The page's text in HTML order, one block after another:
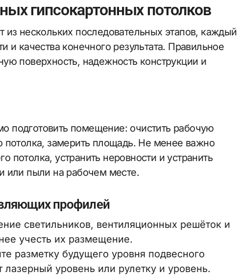
гипсокартонных потолков
из нескольких последовательных этапов, каждый
и качества конечного результата. Правильное
поверхность, надежность конструкции и
подготовить помещение: очистить рабочую
потолка, замерить площадь. Не менее важно
потолка, устранить неровности и устранить
или пыли на рабочем месте.
профилей
светильников, вентиляционных решёток и
учесть их размещение.
разметку будущего уровня подвесного
уровень или рулетку и уровень.